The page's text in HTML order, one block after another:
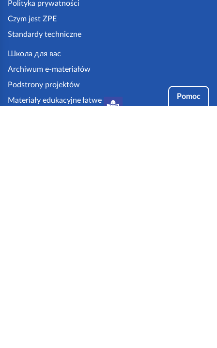
Pomoc
.
Polityka prywatności
Czym jest ZPE
Standardy techniczne
Школа для вас
Archiwum e-materiałów
Podstrony projektów
Materiały edukacyjne łatwe